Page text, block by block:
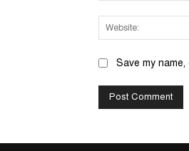
Save my